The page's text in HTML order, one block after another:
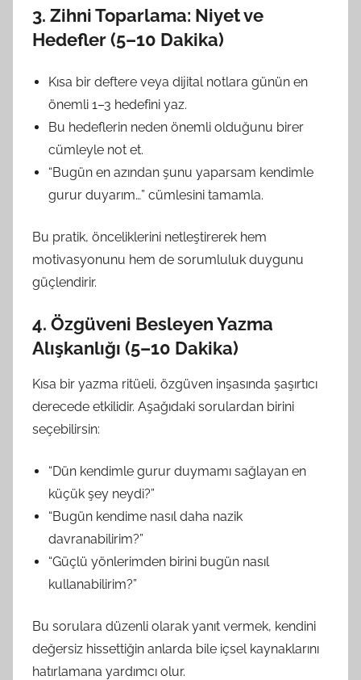
3. Zihni Toparlama: Niyet ve
Hedefler (5–10 Dakika)
Kısa bir deftere veya dijital notlara günün en
önemli 1–3 hedefini yaz.
Bu hedeflerin neden önemli olduğunu birer
cümleyle not et.
“Bugün en azından şunu yaparsam kendimle
gurur duyarım…” cümlesini tamamla.
Bu pratik, önceliklerini netleştirerek hem
motivasyonunu hem de sorumluluk duygunu
güçlendirir.
4. Özgüveni Besleyen Yazma
Alışkanlığı (5–10 Dakika)
Kısa bir yazma ritüeli, özgüven inşasında şaşırtıcı
derecede etkilidir. Aşağıdaki sorulardan birini
seçebilirsin:
“Dün kendimle gurur duymamı sağlayan en
küçük şey neydi?”
“Bugün kendime nasıl daha nazik
davranabilirim?”
“Güçlü yönlerimden birini bugün nasıl
kullanabilirim?”
Bu sorulara düzenli olarak yanıt vermek, kendini
değersiz hissettiğin anlarda bile içsel kaynaklarını
hatırlamana yardımcı olur.